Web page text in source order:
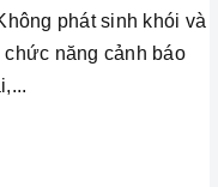
phát sinh khói và
năng cảnh báo